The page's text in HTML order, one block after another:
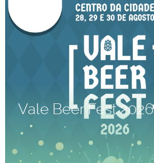
Vale Beer Fest 2026